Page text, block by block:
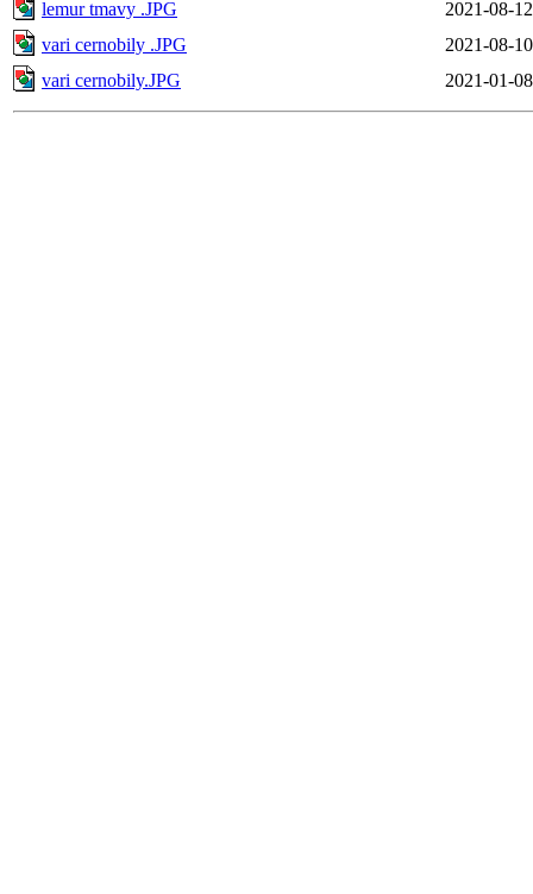
lemur tmavy .JPG
2021-08-
vari cernobily .JPG
2021-08-
vari cernobily.JPG
2021-01-